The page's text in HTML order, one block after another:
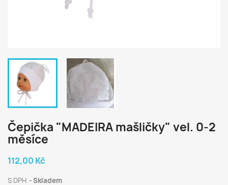
Čepička "MADEIRA mašličky" vel. 0-2
měsíce
112,00 Kč
S DPH Skladem